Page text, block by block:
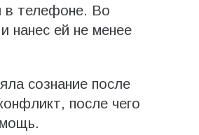
в телефоне. Во
нанес ей не менее
сознание после
после чего